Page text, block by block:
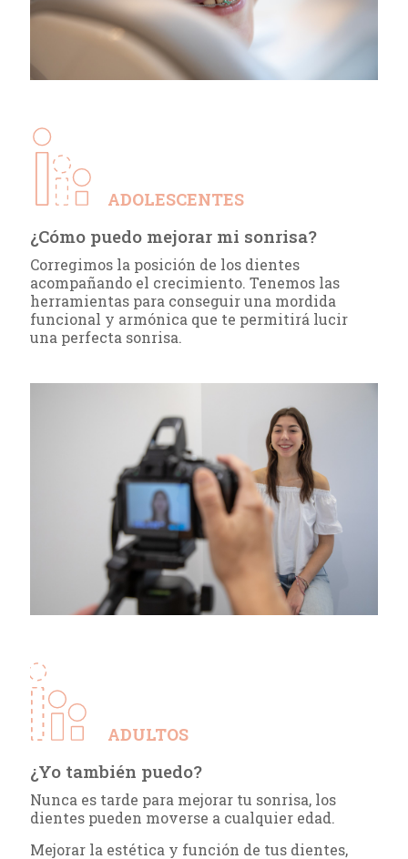
ADOLESCENTES
¿Cómo puedo mejorar mi sonrisa?
Corregimos la posición de los dientes
acompañando el crecimiento. Tenemos las
herramientas para conseguir una mordida
funcional y armónica que te permitirá lucir
una perfecta sonrisa.
ADULTOS
¿Yo también puedo?
Nunca es tarde para mejorar tu sonrisa, los
dientes pueden moverse a cualquier edad.
Mejorar la estética y función de tus dientes,